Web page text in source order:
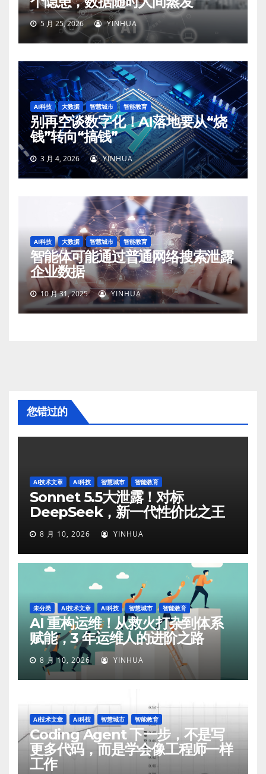
5 月 25, 2026 YINHUA
AI科技 大数据 智慧城市 智能教育
别再空谈数字化！AI落地要从“烧
钱”转向“搞钱”
3 月 4, 2026 YINHUA
AI科技 大数据 智慧城市 智能教育
智能体可能通过普通网络搜索泄露
企业数据
10 月 31, 2025 YINHUA
您错过的
AI技术文章 AI科技 智慧城市 智能教育
Sonnet 5.5大泄露！对标
DeepSeek，新一代性价比之王
8 月 10, 2026 YINHUA
未分类 AI技术文章 AI科技 智慧城市 智能教育
AI 重构运维！从救火打杂到体系
赋能，3 年运维人的进阶之路
8 月 10, 2026 YINHUA
AI技术文章 AI科技 智慧城市 智能教育
Coding Agent 下一步，不是写
更多代码，而是学会像工程师一样
工作